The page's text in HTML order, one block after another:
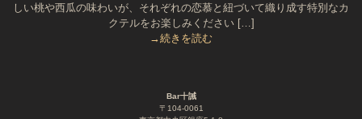
しい桃や西瓜の味わいが、それぞれの恋慕と紐づいて織り成す特別なカ
クテルをお楽しみください […]
→続きを読む
Bar十誡
〒104-0061